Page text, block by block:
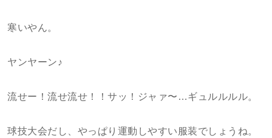
寒いやん。
ヤンヤーン♪
流せー！流せ流せ！！サッ！ジャァ〜…ギュルルルル。
球技大会だし、やっぱり運動しやすい服装でしょうね。